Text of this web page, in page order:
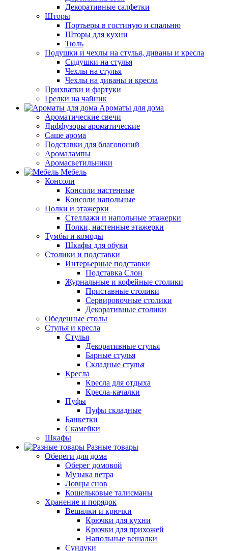
Декоративные салфетки
Шторы
Портьеры в гостиную и спальню
Шторы для кухни
Тюль
Подушки и чехлы на стулья, диваны и кресла
Сидушки на стулья
Чехлы на стулья
Чехлы на диваны и кресла
Прихватки и фартуки
Грелки на чайник
Ароматы для дома
Ароматические свечи
Диффузоры ароматические
Саше арома
Подставки для благовоний
Аромалампы
Аромасветильники
Мебель
Консоли
Консоли настенные
Консоли напольные
Полки и этажерки
Стеллажи и напольные этажерки
Полки, настенные этажерки
Тумбы и комоды
Шкафы для обуви
Столики и подставки
Интерьерные подставки
Подставка Слон
Журнальные и кофейные столики
Приставные столики
Сервировочные столики
Декоративные столики
Обеденные столы
Стулья и кресла
Стулья
Декоративные стулья
Барные стулья
Складные стулья
Кресла
Кресла для отдыха
Кресла-качалки
Пуфы
Пуфы складные
Банкетки
Скамейки
Шкафы
Разные товары
Обереги для дома
Оберег домовой
Музыка ветра
Ловцы снов
Кошельковые талисманы
Хранение и порядок
Вешалки и крючки
Крючки для кухни
Крючки для прихожей
Напольные вешалки
Сундуки